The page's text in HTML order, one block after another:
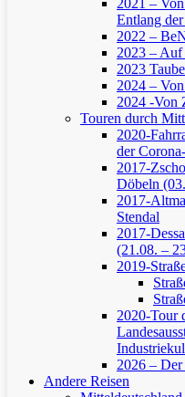
2021 –
Entlang
2022 –
2023 – Auf
2023
2024 –
2024 -Von
Touren durch
2020-
der
2017-
Döbeln
2017-
Stendal
2017-
(21.08. –
2019-
2020-Tour
2026 –
Andere Reisen